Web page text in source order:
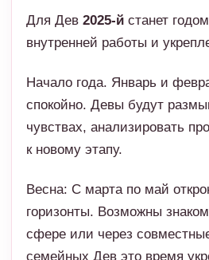
чувствах, анализировать
к новому этапу.
Весна: С марта по май
горизонты. Возможны
сфере или через
семейных Дев это время
Лето: Июнь и июль могут
Возможны конфликты из-за